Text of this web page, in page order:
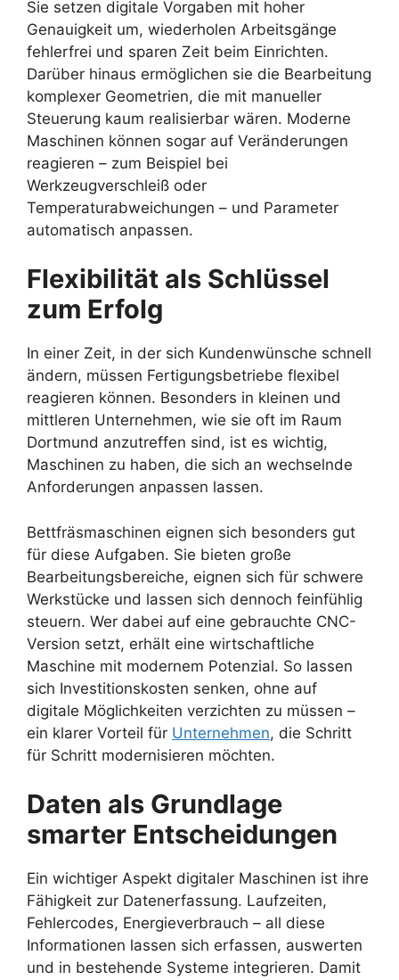
Sie setzen digitale Vorgaben mit hoher
Genauigkeit um, wiederholen Arbeitsgänge
fehlerfrei und sparen Zeit beim Einrichten.
Darüber hinaus ermöglichen sie die Bearbeitung
komplexer Geometrien, die mit manueller
Steuerung kaum realisierbar wären. Moderne
Maschinen können sogar auf Veränderungen
reagieren – zum Beispiel bei
Werkzeugverschleiß oder
Temperaturabweichungen – und Parameter
automatisch anpassen.
Flexibilität als Schlüssel
zum Erfolg
In einer Zeit, in der sich Kundenwünsche schnell
ändern, müssen Fertigungsbetriebe flexibel
reagieren können. Besonders in kleinen und
mittleren Unternehmen, wie sie oft im Raum
Dortmund anzutreffen sind, ist es wichtig,
Maschinen zu haben, die sich an wechselnde
Anforderungen anpassen lassen.
Bettfräsmaschinen eignen sich besonders gut
für diese Aufgaben. Sie bieten große
Bearbeitungsbereiche, eignen sich für schwere
Werkstücke und lassen sich dennoch feinfühlig
steuern. Wer dabei auf eine gebrauchte CNC-
Version setzt, erhält eine wirtschaftliche
Maschine mit modernem Potenzial. So lassen
sich Investitionskosten senken, ohne auf
digitale Möglichkeiten verzichten zu müssen –
ein klarer Vorteil für Unternehmen, die Schritt
für Schritt modernisieren möchten.
Daten als Grundlage
smarter Entscheidungen
Ein wichtiger Aspekt digitaler Maschinen ist ihre
Fähigkeit zur Datenerfassung. Laufzeiten,
Fehlercodes, Energieverbrauch – all diese
Informationen lassen sich erfassen, auswerten
und in bestehende Systeme integrieren. Damit